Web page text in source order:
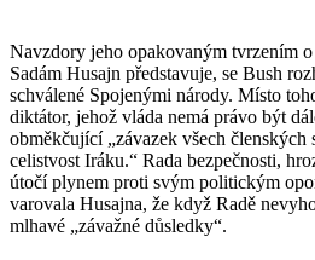
Navzdory jeho opakovaným tvrzením o
Sadám Husajn představuje, se Bush
schválené Spojenými národy. Místo
diktátor, jehož vláda nemá právo být
obměkčující „závazek všech členských
celistvost Iráku.“ Rada bezpečnosti,
útočí plynem proti svým politickým
varovala Husajna, že když Radě
mlhavé „závažné důsledky“.